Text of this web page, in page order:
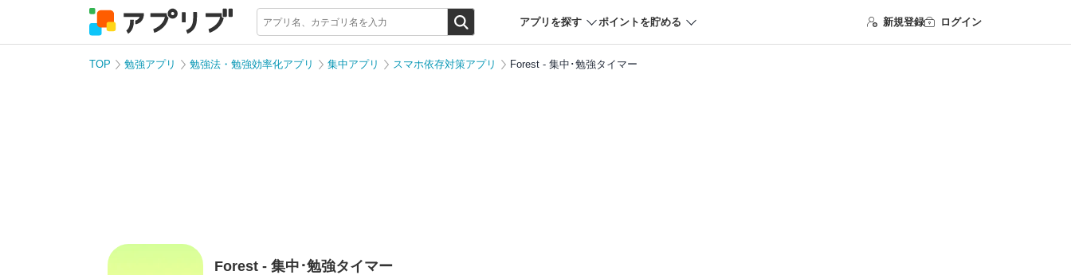
アプリを探す ポイントを貯める 新規登録 ログイン
TOP 勉強アプリ 勉強法・勉強効率化アプリ 集中アプリ スマホ依存対策アプリ Forest - 集中･勉強タイマー
Forest - 集中･勉強タイマー